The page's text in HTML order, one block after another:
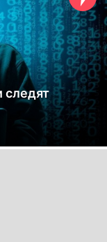
следят